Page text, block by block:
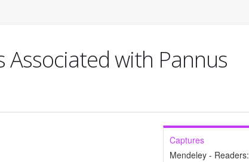
with Pannus
Captures
Mendeley - Readers: